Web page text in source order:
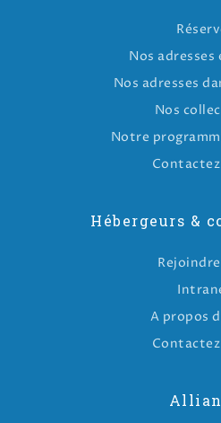
Nos adresses
Nos adresses
Nos
Notre
Hébergeurs &
Rejoindre
A propos